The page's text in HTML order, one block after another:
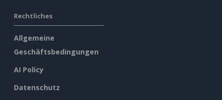
Rechtliches
Allgemeine
Geschäftsbedingungen
AI Policy
Datenschutz